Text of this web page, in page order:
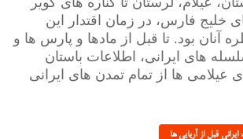
خلیج فارس، در زمان اقتدار این
بود. تا قبل از مادها و پارس ها و
های ایرانی، اطلاعات باستان
عیلامی ها از تمام تمدن های ایرانی
قبل از آریایی ها